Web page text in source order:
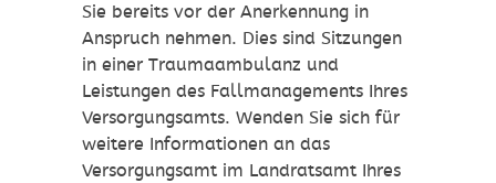
Sie bereits vor der Anerkennung in
Anspruch nehmen. Dies sind Sitzungen
in einer Traumaambulanz und
Leistungen des Fallmanagements Ihres
Versorgungsamts. Wenden Sie sich für
weitere Informationen an das
Versorgungsamt im Landratsamt Ihres